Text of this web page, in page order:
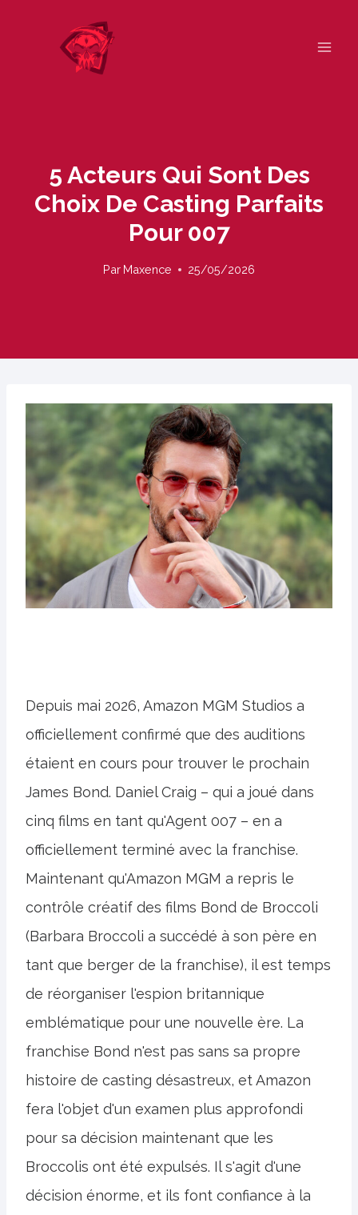
5 Acteurs Qui Sont Des
Choix De Casting Parfaits
Pour 007
Par Maxence 25/05/2026
Depuis mai 2026, Amazon MGM Studios a
officiellement confirmé que des auditions
étaient en cours pour trouver le prochain
James Bond. Daniel Craig – qui a joué dans
cinq films en tant qu'Agent 007 – en a
officiellement terminé avec la franchise.
Maintenant qu'Amazon MGM a repris le
contrôle créatif des films Bond de Broccoli
(Barbara Broccoli a succédé à son père en
tant que berger de la franchise), il est temps
de réorganiser l'espion britannique
emblématique pour une nouvelle ère. La
franchise Bond n'est pas sans sa propre
histoire de casting désastreux, et Amazon
fera l'objet d'un examen plus approfondi
pour sa décision maintenant que les
Broccolis ont été expulsés. Il s'agit d'une
décision énorme, et ils font confiance à la